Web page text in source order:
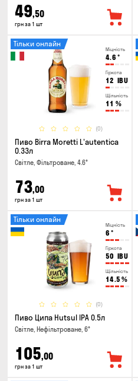
49,50
грн за 1 шт
Міцність
4.6 °
Гіркота
12 IBU
Щільність
11 %
(0)
Тільки онлайн
Пиво Birra Moretti L'autentica
0.33л
Світле, Фільтроване, 4.6°
73,00
грн за 1 шт
Міцність
6 °
Гіркота
50 IBU
Щільність
14.5 %
(0)
Тільки онлайн
Пиво Ципа Hutsul IPA 0.5л
Світле, Нефільтроване, 6°
105,00
грн за 1 шт